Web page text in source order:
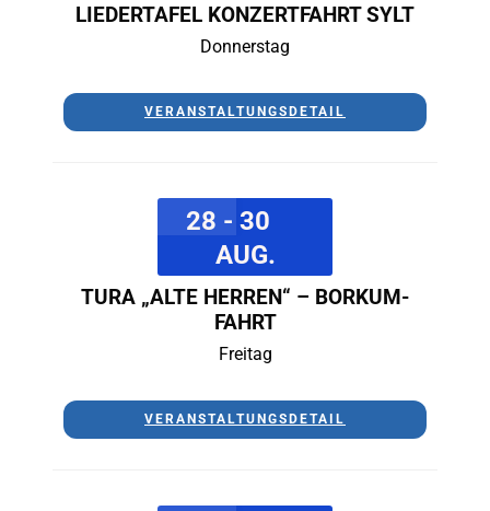
LIEDERTAFEL KONZERTFAHRT SYLT
Donnerstag
VERANSTALTUNGSDETAIL
28 - 30
AUG.
TURA „ALTE HERREN“ – BORKUM-
FAHRT
Freitag
VERANSTALTUNGSDETAIL